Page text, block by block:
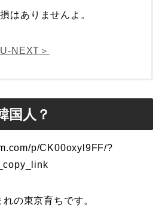
はありませんよ。
NEXT＞
国人？
p/CK00oxyl9FF/?
の東京育ちです。